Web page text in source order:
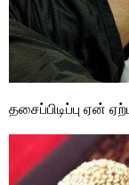
தசைப்பிடிப்பு ஏன்